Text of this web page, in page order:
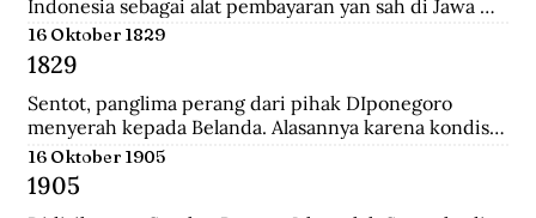
Indonesia sebagai alat pembayaran yan sah di Jawa
dan Madura. Dengan demikian uang yang berlalu
sebelumnya tidak lagi berlaku.
16 Oktober 1829
1829
Sentot, panglima perang dari pihak DIponegoro
menyerah kepada Belanda. Alasannya karena kondisi
perekonomian yang memburuk akibat perang yang
tak kunung usai.
16 Oktober 1905
1905